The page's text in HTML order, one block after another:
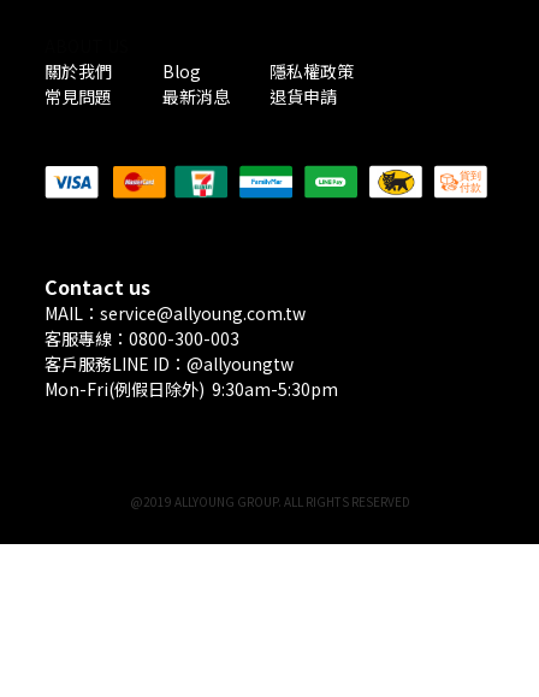
關於我們
Blog
隱私權政策
常見問題
最新消息 退貨申請
Contact us
MAIL：service@allyoung.com.tw
客服專線：0800-300-003
客戶服務LINE ID：@allyoungtw
Mon-Fri(例假日除外) 9:30am-5:30pm
@2019 ALLYOUNG GROUP. ALL RIGHTS RESERVED